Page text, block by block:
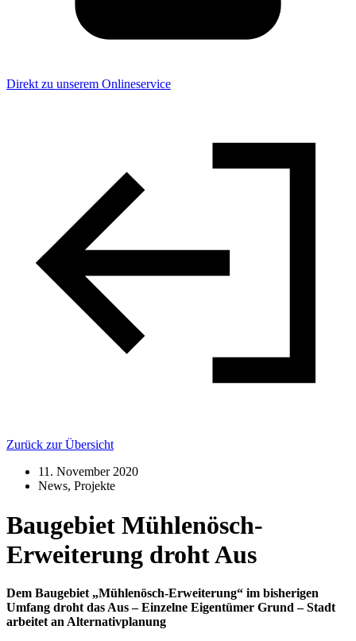
Direkt zu unserem Onlineservice
Zurück zur Übersicht
11. November 2020
News, Projekte
Baugebiet Mühlenösch-
Erweiterung droht Aus
Dem Baugebiet „Mühlenösch-Erweiterung“ im bisherigen
Umfang droht das Aus – Einzelne Eigentümer Grund – Stadt
arbeitet an Alternativplanung